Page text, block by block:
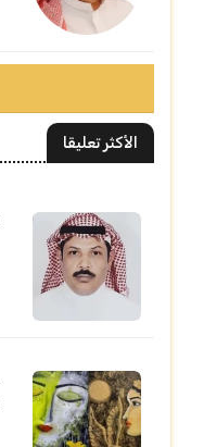
الأكثر تعليقا